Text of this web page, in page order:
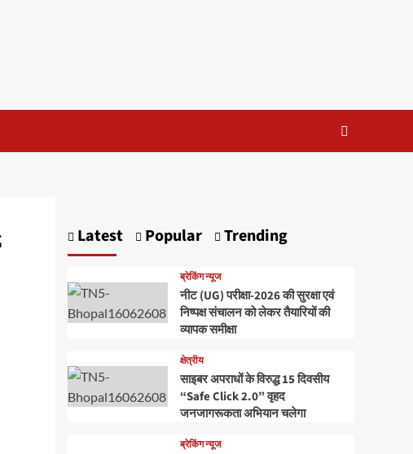
Latest Popular Trending
ब्रेकिंग न्यूज
नीट (UG) परीक्षा-2026 की सुरक्षा एवं
निष्पक्ष संचालन को लेकर तैयारियों की
व्यापक समीक्षा
क्षेत्रीय
साइबर अपराधों के विरुद्ध 15 दिवसीय
“Safe Click 2.0” वृहद
जनजागरूकता अभियान चलेगा
ब्रेकिंग न्यूज